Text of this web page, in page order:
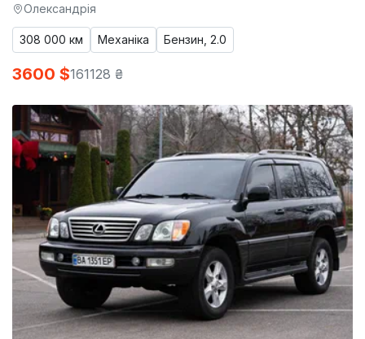
Олександрія
308 000 км Механіка Бензин, 2.0
3600 $161128 ₴